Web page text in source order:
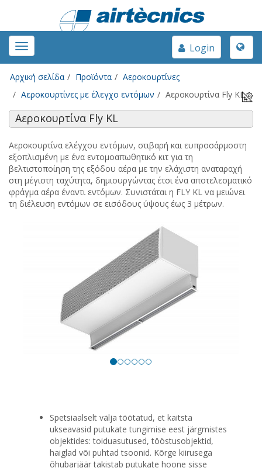
Toggle
navigation
Toggle
Login
Αρχική σελίδα Προϊόντα
Αεροκουρτίνες
Αεροκουρτίνες με έλεγχο εντόμων
Αεροκουρτίνα Fly KL
Αεροκουρτίνα Fly KL
Αεροκουρτίνα ελέγχου εντόμων, στιβαρή και ευπροσάρμοστη
εξοπλισμένη με ένα εντομοαπωθητικό κιτ για τη
βελτιστοποίηση της εξόδου αέρα με την ελάχιστη αναταραχή
στη μέγιστη ταχύτητα, δημιουργώντας έτσι ένα αποτελεσματικό
φράγμα αέρα έναντι εντόμων. Συνιστάται η FLY KL να μειώνει
τη διέλευση εντόμων σε εισόδους ύψους έως 3 μέτρων.
Spetsiaalselt välja töötatud, et kaitsta
ukseavasid putukate tungimise eest järgmistes
objektides: toiduasutused, tööstusobjektid,
haiglad või puhtad tsoonid. Kõrge kiirusega
õhubarjäär takistab putukate hoone sisse